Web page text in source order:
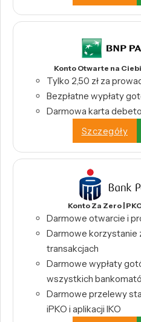
Konto Otwarte na
Tylko 2,50 zł za
Bezpłatne wypłaty
Darmowa karta
Szczegóły
Konto Za Zero |
Darmowe otwarcie i
Darmowe korzystanie
transakcjach
Darmowe wypłaty
wszystkich
Darmowe przelewy
iPKO i aplikacji IKO